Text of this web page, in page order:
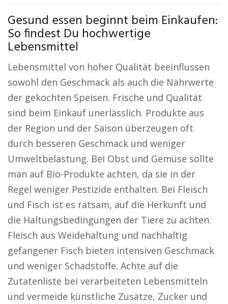
Gesund essen beginnt beim Einkaufen:
So findest Du hochwertige
Lebensmittel
Lebensmittel von hoher Qualität beeinflussen
sowohl den Geschmack als auch die Nährwerte
der gekochten Speisen. Frische und Qualität
sind beim Einkauf unerlässlich. Produkte aus
der Region und der Saison überzeugen oft
durch besseren Geschmack und weniger
Umweltbelastung. Bei Obst und Gemüse sollte
man auf Bio-Produkte achten, da sie in der
Regel weniger Pestizide enthalten. Bei Fleisch
und Fisch ist es ratsam, auf die Herkunft und
die Haltungsbedingungen der Tiere zu achten.
Fleisch aus Weidehaltung und nachhaltig
gefangener Fisch bieten intensiven Geschmack
und weniger Schadstoffe. Achte auf die
Zutatenliste bei verarbeiteten Lebensmitteln
und vermeide künstliche Zusätze, Zucker und